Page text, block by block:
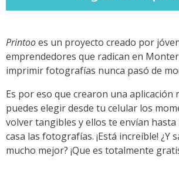
Printooes un proyecto creado por
emprendedores que radican en
imprimir fotografías nunca pasó de
Es por eso que crearon una aplicación
puedes elegir desde tu celular los
volver tangibles y ellos te envían
casa las fotografías. ¡Está increíble! ¿Y
mucho mejor? ¡Que es totalmente